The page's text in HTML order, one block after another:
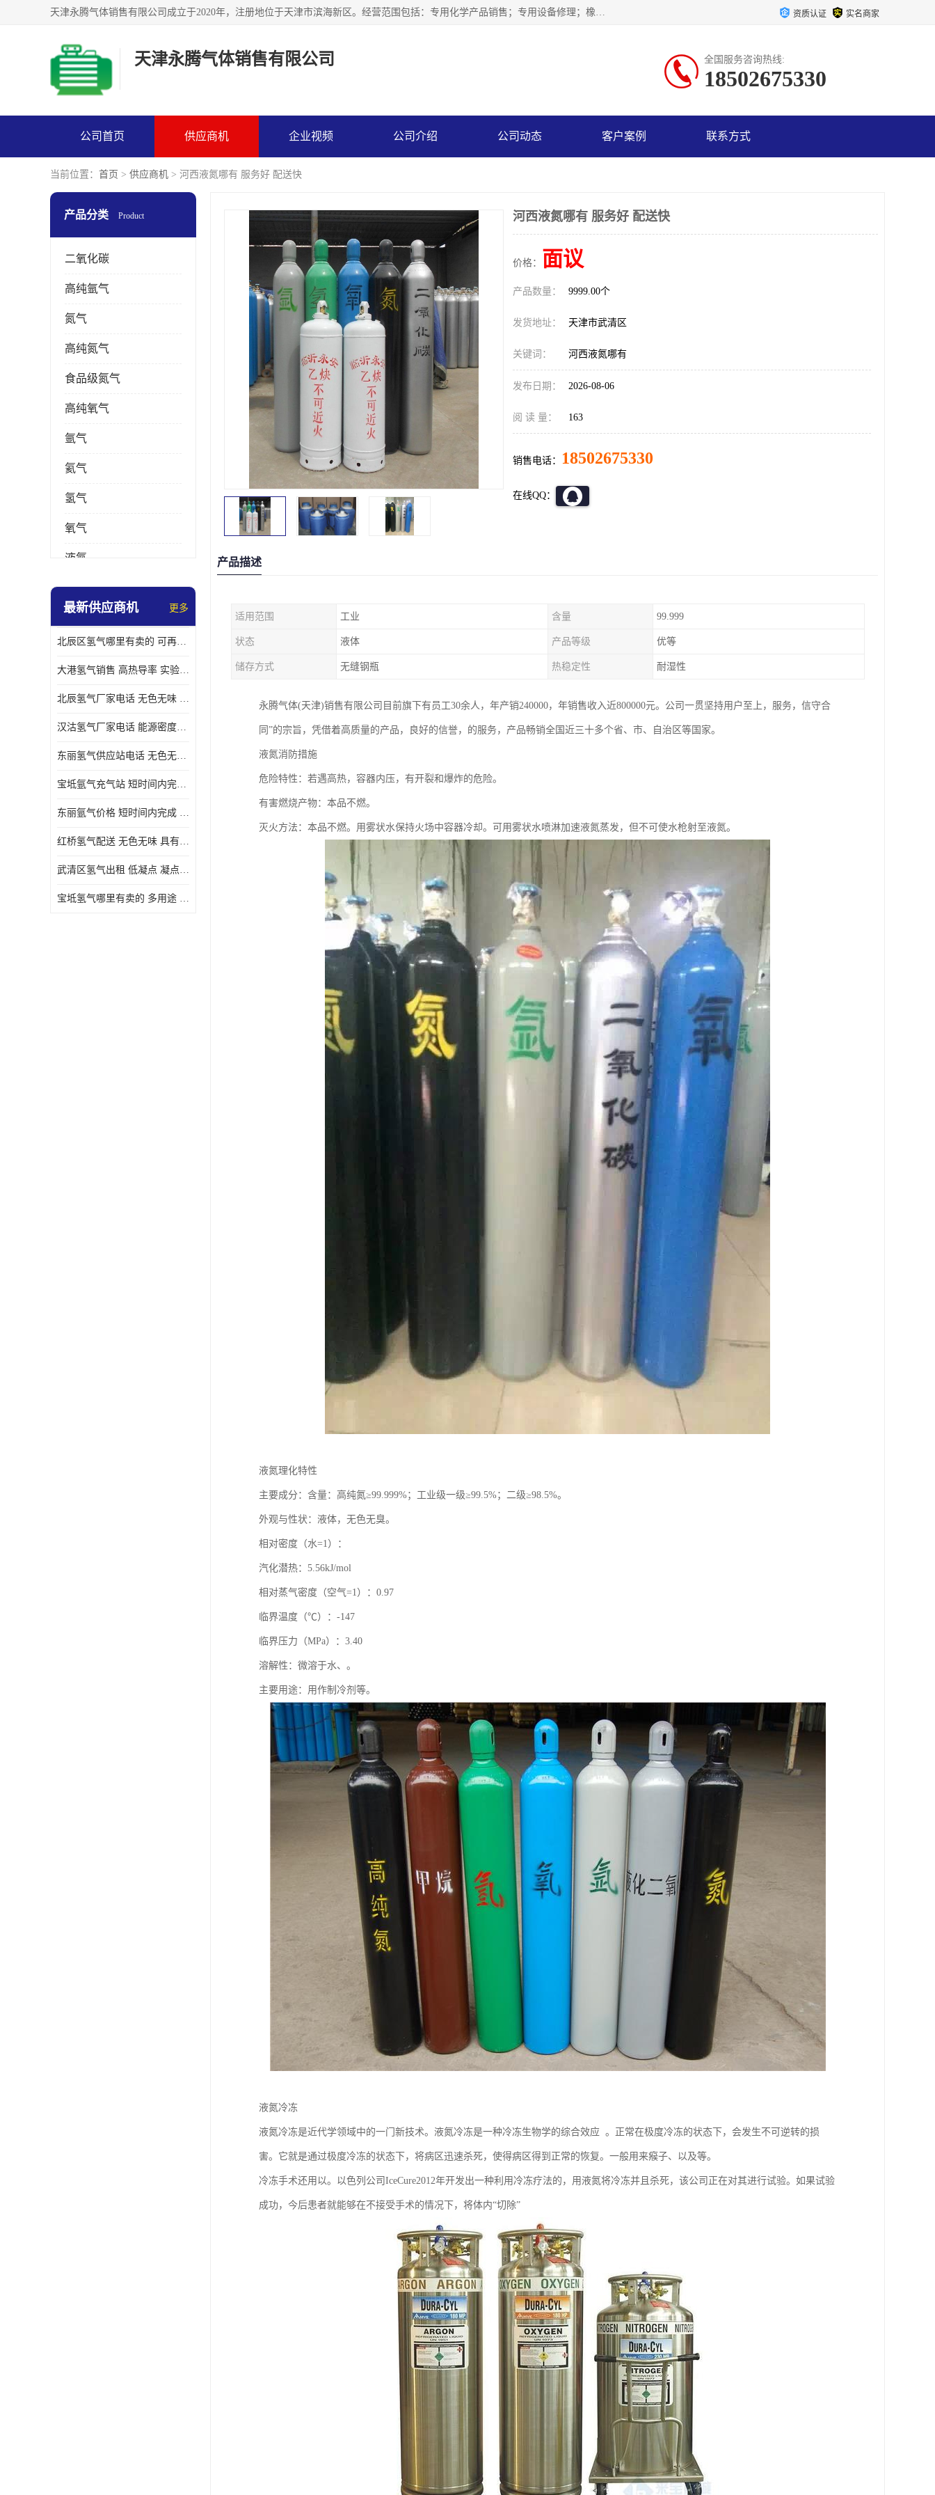
天津永腾气体销售有限公司成立于2020年，注册地位于天津市滨海新区。经营范围包括：专用化学产品销售；专用设备修理；橡胶制品销售；气体压缩机械销售；特种设备销售；仪器仪表销售；机械设备租赁；五金产品批发；食品添加剂销售等，主要供应：氧气、乙炔、氮气、氩气、氢气、氦气、液氨、液氮、一氧化碳、二氧化碳等，各种工业气体，高纯气体，食品级气体。 资质认证 实名商家
天津永腾气体销售有限公司 全国服务咨询热线:
18502675330
公司首页 供应商机 企业视频 公司介绍 公司动态 客户案例 联系方式
当前位置： 首页 > 供应商机 > 河西液氮哪有 服务好 配送快
产品分类 Product
二氧化碳
高纯氩气
氮气
高纯氮气
食品级氮气
高纯氧气
氩气
氦气
氢气
氧气
液氮
乙炔
最新供应商机 更多
北辰区氢气哪里有卖的 可再生 实验室应用
大港氢气销售 高热导率 实验室应用
北辰氢气厂家电话 无色无味 凝点为-259
汉沽氢气厂家电话 能源密度高 储存和传输便利
东丽氢气供应站电话 无色无味 储存和传输便利
宝坻氩气充气站 短时间内完成 人员经过培训
东丽氩气价格 短时间内完成 物流管理优良
红桥氢气配送 无色无味 具有较低的密度
武清区氢气出租 低凝点 凝点为-259
宝坻氢气哪里有卖的 多用途 可以在空气中上升
河西液氮哪有 服务好 配送快
价格： 面议
产品数量： 9999.00个
发货地址： 天津市武清区
关键词： 河西液氮哪有
发布日期： 2026-08-06
阅 读 量： 163
销售电话： 18502675330
在线QQ：
产品描述
适用范围 工业 含量 99.999
状态 液体 产品等级 优等
储存方式 无缝钢瓶 热稳定性 耐湿性
永腾气体(天津)销售有限公司目前旗下有员工30余人，年产销240000，年销售收入近800000元。公司一贯坚持用户至上，服务，信守合
同”的宗旨，凭借着高质量的产品，良好的信誉，的服务，产品畅销全国近三十多个省、市、自治区等国家。
液氮消防措施
危险特性：若遇高热，容器内压，有开裂和爆炸的危险。
有害燃烧产物：本品不燃。
灭火方法：本品不燃。用雾状水保持火场中容器冷却。可用雾状水喷淋加速液氮蒸发，但不可使水枪射至液氮。
液氮理化特性
主要成分：含量：高纯氮≥99.999%；工业级一级≥99.5%；二级≥98.5%。
外观与性状：液体，无色无臭。
相对密度（水=1）：
汽化潜热：5.56kJ/mol
相对蒸气密度（空气=1）：0.97
临界温度（℃）：-147
临界压力（MPa）：3.40
溶解性：微溶于水、。
主要用途：用作制冷剂等。
液氮冷冻
液氮冷冻是近代学领域中的一门新技术。液氮冷冻是一种冷冻生物学的综合效应 。正常在极度冷冻的状态下，会发生不可逆转的损
害。它就是通过极度冷冻的状态下，将病区迅速杀死，使得病区得到正常的恢复。一般用来瘊子、以及等。
冷冻手术还用以。以色列公司IceCure2012年开发出一种利用冷冻疗法的，用液氮将冷冻并且杀死，该公司正在对其进行试验。如果试验
成功，今后患者就能够在不接受手术的情况下，将体内“切除”